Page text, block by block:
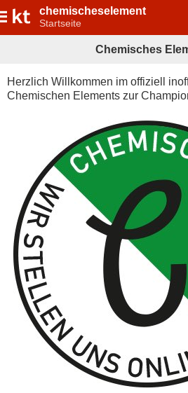
chemischeselement
Startseite
Chemisches
Herzlich Willkommen im offiziell
Chemischen Elements zur